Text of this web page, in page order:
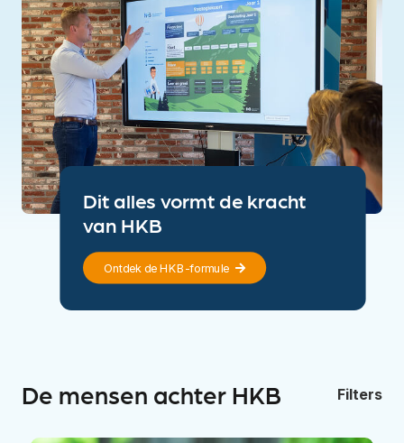
Dit alles vormt de kracht
van HKB
Ontdek de HKB-formule
De mensen achter HKB Filters